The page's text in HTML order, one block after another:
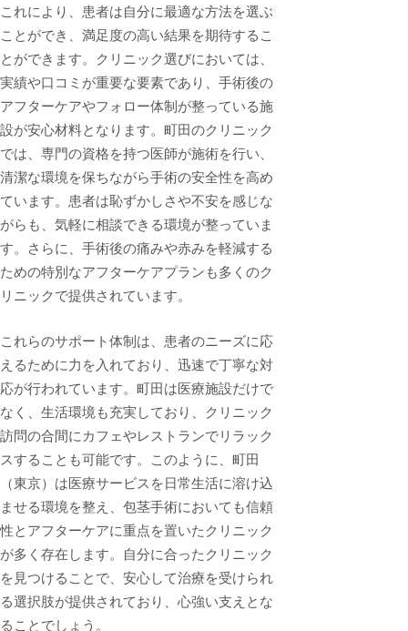
これにより、患者は自分に最適な方法を選ぶ
ことができ、満足度の高い結果を期待するこ
とができます。クリニック選びにおいては、
実績や口コミが重要な要素であり、手術後の
アフターケアやフォロー体制が整っている施
設が安心材料となります。町田のクリニック
では、専門の資格を持つ医師が施術を行い、
清潔な環境を保ちながら手術の安全性を高め
ています。患者は恥ずかしさや不安を感じな
がらも、気軽に相談できる環境が整っていま
す。さらに、手術後の痛みや赤みを軽減する
ための特別なアフターケアプランも多くのク
リニックで提供されています。
これらのサポート体制は、患者のニーズに応
えるために力を入れており、迅速で丁寧な対
応が行われています。町田は医療施設だけで
なく、生活環境も充実しており、クリニック
訪問の合間にカフェやレストランでリラック
スすることも可能です。このように、町田
（東京）は医療サービスを日常生活に溶け込
ませる環境を整え、包茎手術においても信頼
性とアフターケアに重点を置いたクリニック
が多く存在します。自分に合ったクリニック
を見つけることで、安心して治療を受けられ
る選択肢が提供されており、心強い支えとな
ることでしょう。